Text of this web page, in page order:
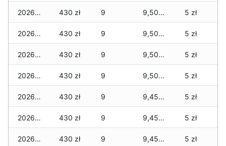
2026-07-11 430 zł 9 9,500 zł 5 zł
2026-07-10 430 zł 9 9,500 zł 5 zł
2026-07-09 430 zł 9 9,500 zł 5 zł
2026-07-08 430 zł 9 9,500 zł 5 zł
2026-07-07 430 zł 9 9,450 zł 5 zł
2026-07-06 430 zł 9 9,450 zł 5 zł
2026-07-05 430 zł 9 9,450 zł 5 zł